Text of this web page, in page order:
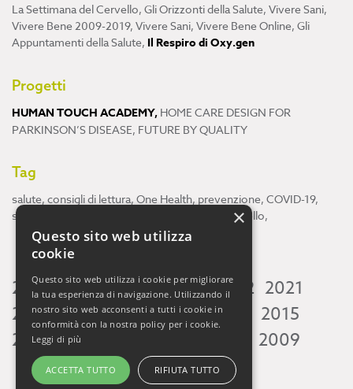
La Settimana del Cervello, Gli Orizzonti della Salute, Vivere Sani,
Vivere Bene 2009-2019, Vivere Sani, Vivere Bene Online, Gli
Appuntamenti della Salute, Il Respiro di Oxy.gen
Progetti
HUMAN TOUCH ACADEMY, HOME CARE DESIGN FOR
PARKINSON’S DISEASE, FUTURE BY QUALITY
Tag
salute, consigli di lettura, One Health, prevenzione, COVID-19,
scienza
cervello,
2026 2025 2024 2023 2022 2021
2020 2019 2018 2017 2016
2015
2014 2013 2009
×
Questo sito web utilizza
cookie
Questo sito web utilizza i cookie per migliorare
la tua esperienza di navigazione. Utilizzando il
nostro sito web acconsenti a tutti i cookie in
conformità con la nostra policy per i cookie.
Leggi di più
ACCETTA TUTTO RIFIUTA TUTTO